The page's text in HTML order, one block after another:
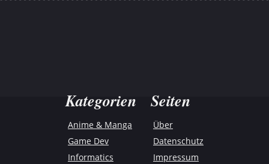
Kategorien
Anime & Manga
Game Dev
Informatics
Seiten
Über
Datenschutz
Impressum